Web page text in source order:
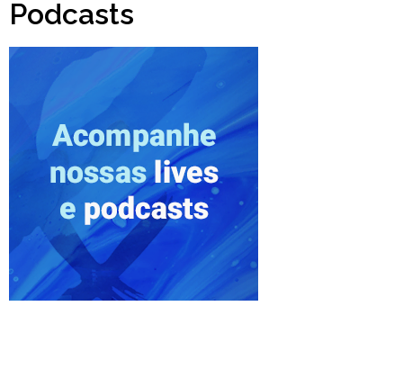
Podcasts